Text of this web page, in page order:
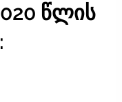
წლის